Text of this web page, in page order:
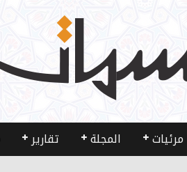
مرئيات المجلة تقارير